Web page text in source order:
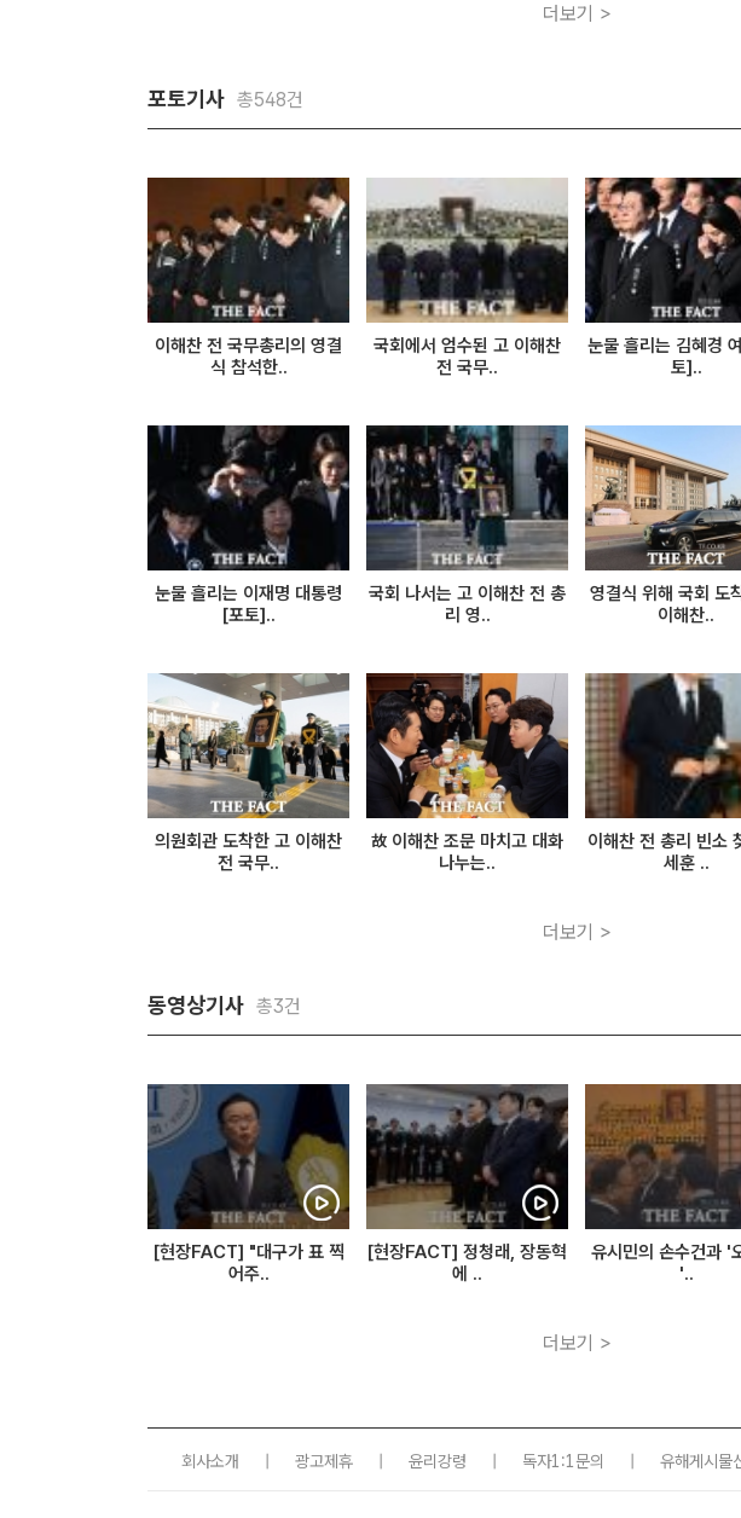
더보기 >
포토기사 총548건
이해찬 전 국무총리의 영결
식 참석한..
국회에서 엄수된 고 이해찬
전 국무..
눈물 흘리는 김혜경
토]..
눈물 흘리는 이재명 대통령
[포토]..
국회 나서는 고 이해찬 전 총
리 영..
영결식 위해 국회 도
이해찬..
의원회관 도착한 고 이해찬
전 국무..
故 이해찬 조문 마치고 대화
나누는..
이해찬 전 총리 빈소
세훈 ..
더보기 >
동영상기사 총3건
[현장FACT] "대구가 표 찍
어주..
[현장FACT] 정청래, 장동혁
에 ..
유시민의 손수건과 '
'..
더보기 >
회사소개 광고제휴 윤리강령 독자1:1문의 유해게시물